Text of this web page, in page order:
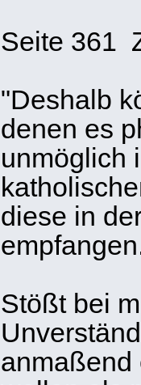
Seite 361
"Deshalb
denen es
unmöglich
diese in
Stößt bei
anmaßend